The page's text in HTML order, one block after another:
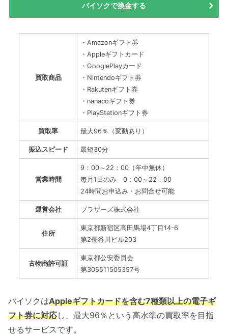
バイソクで換金する
買取商品
・Amazonギフト券
・Appleギフトカード
・GooglePlayカード
・Nintendoギフト券
・Rakutenギフト券
・nanacoギフト券
・PlayStationギフト券
買取率 最大96％（変動あり）
振込スピード 最短30分
営業時間
9：00～22：00（年中無休）
毎月1日のみ 0：00～22：00
24時間お申込み・お問合せ可能
運営会社 ブラザーズ株式会社
住所
東京都新宿区高田馬場4丁目14-6
第2長谷川ビル203
古物商許可証
東京都公安委員会
第305511505357号
バイソクはAppleギフトカードを含む7種類以上の電子ギ
フト券に対応し、最大96％という高水準の買取率を目指
せるサービスです。